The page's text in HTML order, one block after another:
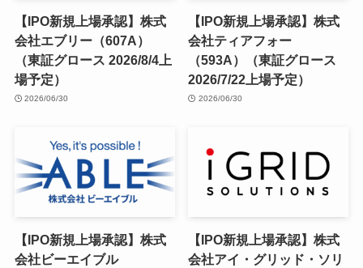
【IPO新規上場承認】株式
会社エブリー（607A）
（東証グロース 2026/8/4上
場予定）
2026/06/30
【IPO新規上場承認】株式
会社ティアフォー
（593A）（東証グロース
2026/7/22上場予定）
2026/06/30
【IPO新規上場承認】株式
会社ビーエイブル
【IPO新規上場承認】株式
会社アイ・グリッド・ソリ